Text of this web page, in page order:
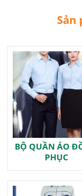
Sản
BỘ QUẦN ÁO
PHỤC